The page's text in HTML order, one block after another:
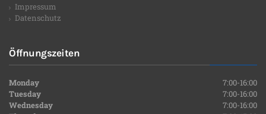
Impressum
Datenschutz
Öffnungszeiten
Monday
7:00-16:00
Tuesday
7:00-16:00
Wednesday
7:00-16:00